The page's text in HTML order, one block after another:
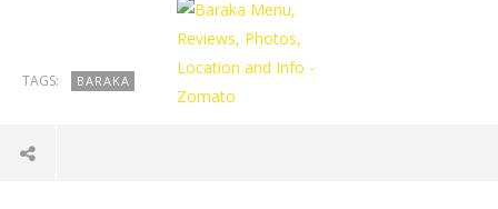
TAGS: BARAKA